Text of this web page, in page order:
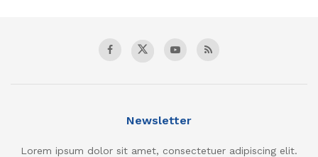
Newsletter
Lorem ipsum dolor sit amet, consectetuer adipiscing elit.